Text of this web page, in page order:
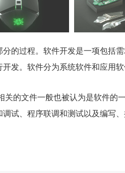
的过程。软件开发是一项包括
发。软件分为系统软件和应用软
的文件一般也被认为是软件
试、程序联调和测试以及编写、